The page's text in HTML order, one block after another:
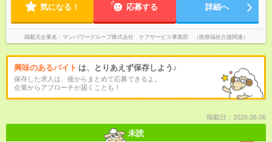
気になる！ 応募する 詳細へ
掲載元企業名 マンパワーグループ株式会社 ケアサービス事業部 （医療福祉介護関連）
興味のあるバイト は、とりあえず保存しよう♪
保存した求人は、後からまとめて応募できるよ。
企業からアプローチが届くことも！
掲載日：2026.08.06
未読